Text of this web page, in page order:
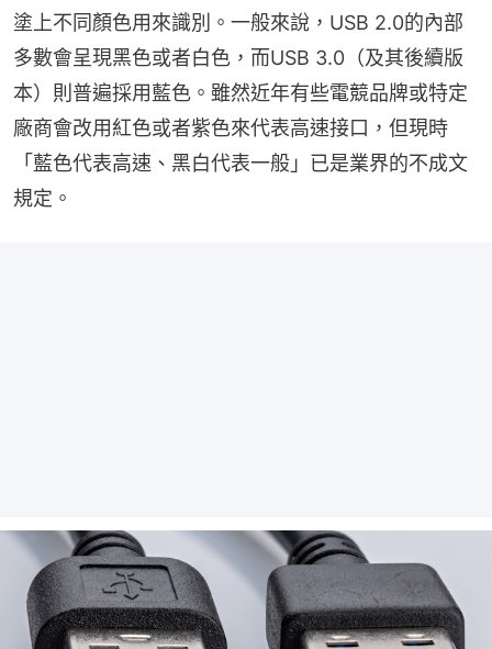
塗上不同顏色用來識別。一般來說，USB 2.0的內部
多數會呈現黑色或者白色，而USB 3.0（及其後續版
本）則普遍採用藍色。雖然近年有些電競品牌或特定
廠商會改用紅色或者紫色來代表高速接口，但現時
「藍色代表高速、黑白代表一般」已是業界的不成文
規定。